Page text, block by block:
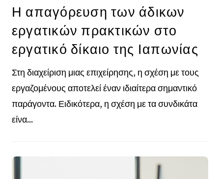
Η απαγόρευση των άδικων
εργατικών πρακτικών στο
εργατικό δίκαιο της Ιαπωνίας
Στη διαχείριση μιας επιχείρησης, η σχέση με τους
εργαζομένους αποτελεί έναν ιδιαίτερα σημαντικό
παράγοντα. Ειδικότερα, η σχέση με τα συνδικάτα
είνα...